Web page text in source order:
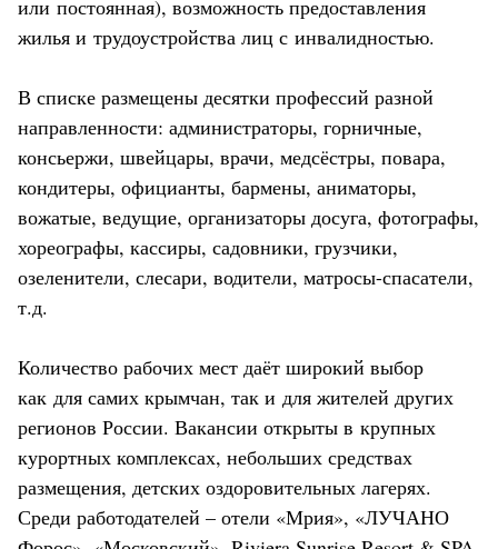
или постоянная), возможность предоставления
жилья и трудоустройства лиц с инвалидностью.
В списке размещены десятки профессий разной
направленности: администраторы, горничные,
консьержи, швейцары, врачи, медсёстры, повара,
кондитеры, официанты, бармены, аниматоры,
вожатые, ведущие, организаторы досуга, фотографы,
хореографы, кассиры, садовники, грузчики,
озеленители, слесари, водители, матросы-спасатели,
т.д.
Количество рабочих мест даёт широкий выбор
как для самих крымчан, так и для жителей других
регионов России. Вакансии открыты в крупных
курортных комплексах, небольших средствах
размещения, детских оздоровительных лагерях.
Среди работодателей – отели «Мрия», «ЛУЧАНО